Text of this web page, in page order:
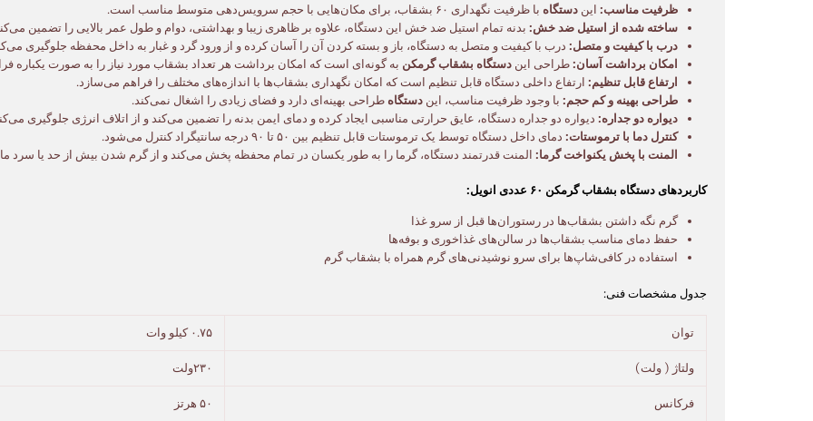
ظرفیت مناسب: ایندستگاه با ظرفیت نگهداری ۶۰ بشقاب، برای مکان‌هایی با حجم سرویس‌دهی متوسط مناسب است.
ساخته شده از استیل ضد خش: بدنه تمام استیل ضد خش این دستگاه، علاوه بر ظاهری زیبا و بهداشتی، دوام و طول عمر بالایی را تضمین
درب با کیفیت و متصل: درب با کیفیت و متصل به دستگاه، باز و بسته کردن آن را آسان کرده و از ورود گرد و غبار به داخل محفظه جلوگیری
امکان برداشت آسان:طراحی ایندستگاه بشقاب گرمکن به گونه‌ای است که امکان برداشت هر تعداد بشقاب مورد نیاز را به صورت
ارتفاع قابل تنظیم: ارتفاع داخلی دستگاه قابل تنظیم است که امکان نگهداری بشقاب‌ها با اندازه‌های مختلف را فراهم می‌سازد.
طراحی بهینه و کم حجم: با وجود ظرفیت مناسب، ایندستگاه طراحی بهینه‌ای دارد و فضای زیادی را اشغال نمی‌کند.
دیواره دو جداره: دیواره دو جداره دستگاه، عایق حرارتی مناسبی ایجاد کرده و دمای ایمن بدنه را تضمین می‌کند و از اتلاف انرژی جلوگیری
کنترل دما با ترموستات: دمای داخل دستگاه توسط یک ترموستات قابل تنظیم بین ۵۰ تا ۹۰ درجه سانتیگراد کنترل می‌شود.
المنت با پخش یکنواخت گرما: المنت قدرتمند دستگاه، گرما را به طور یکسان در تمام محفظه پخش می‌کند و از گرم شدن بیش از حد یا سرد
کاربردهای دستگاه بشقاب گرمکن ۶۰ عددی انویل:
گرم نگه داشتن بشقاب‌ها در رستوران‌ها قبل از سرو غذا
حفظ دمای مناسب بشقاب‌ها در سالن‌های غذاخوری و بوفه‌ها
استفاده در کافی‌شاپ‌ها برای سرو نوشیدنی‌های گرم همراه با بشقاب گرم
جدول مشخصات فنی:
توان ۰.۷۵ کیلو وات
ولتاژ ( ولت) ۲۳۰ولت
فرکانس
۵۰ هرتز